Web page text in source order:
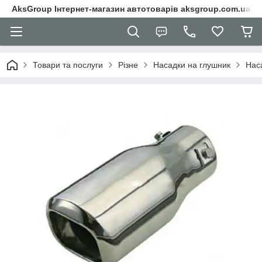
AksGroup Інтернет-магазин автотоварів aksgroup.com.ua
Товари та послуги Різне Насадки на глушник